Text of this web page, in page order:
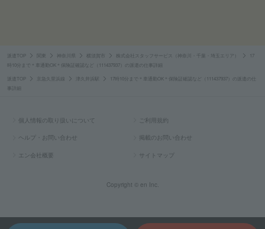
派遣TOP 関東 神奈川県 横須賀市 株式会社スタッフサービス（神奈川・千葉・埼玉エリア）
17
時10分まで＊車通勤OK＊保険証確認など（111437937）の派遣の仕事詳細
派遣TOP 京急久里浜線 津久井浜駅
17時10分まで＊車通勤OK＊保険証確認など（111437937）の派遣の仕
事詳細
個人情報の取り扱いについて ご利用規約
ヘルプ・お問い合わせ 掲載のお問い合わせ
エン会社概要 サイトマップ
Copyright © en Inc.